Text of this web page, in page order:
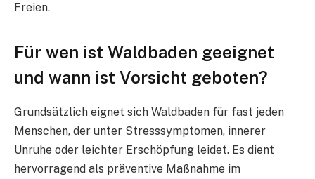
Freien.
Für wen ist Waldbaden geeignet
und wann ist Vorsicht geboten?
Grundsätzlich eignet sich Waldbaden für fast jeden
Menschen, der unter Stresssymptomen, innerer
Unruhe oder leichter Erschöpfung leidet. Es dient
hervorragend als präventive Maßnahme im